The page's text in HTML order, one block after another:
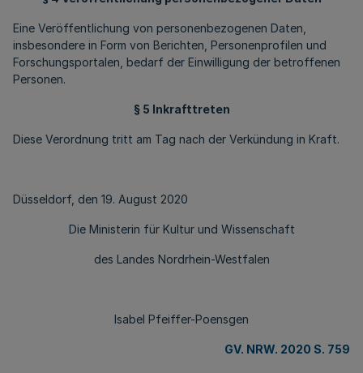
Eine Veröffentlichung von personenbezogenen Daten,
insbesondere in Form von Berichten, Personenprofilen und
Forschungsportalen, bedarf der Einwilligung der betroffenen
Personen.
§ 5 Inkrafttreten
Diese Verordnung tritt am Tag nach der Verkündung in Kraft.
Düsseldorf, den 19. August 2020
Die Ministerin für Kultur und Wissenschaft
des Landes Nordrhein-Westfalen
Isabel Pfeiffer-Poensgen
GV. NRW. 2020 S. 759